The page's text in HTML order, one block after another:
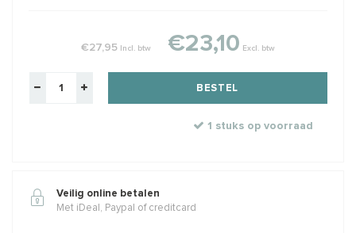
€27,95 Incl. btw €23,10 Excl. btw
BESTEL
1 stuks op voorraad
Veilig online betalen
Met iDeal, Paypal of creditcard